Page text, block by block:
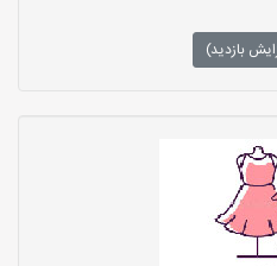
بازدید)